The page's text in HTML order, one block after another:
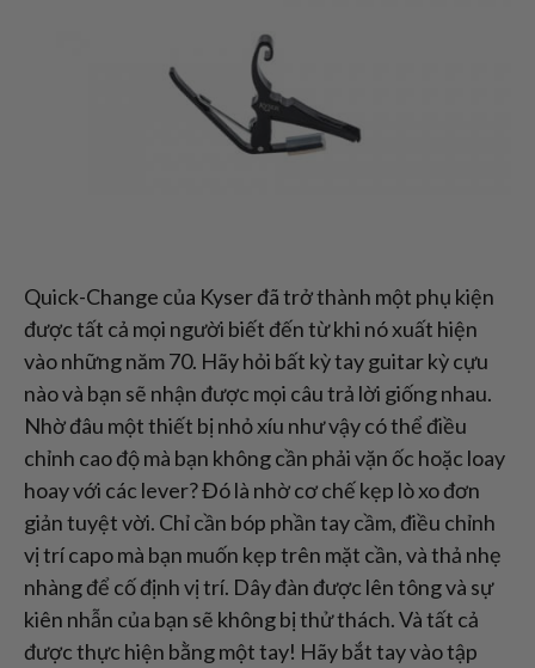
Quick-Change của Kyser đã trở thành một phụ kiện
được tất cả mọi người biết đến từ khi nó xuất hiện
vào những năm 70. Hãy hỏi bất kỳ tay guitar kỳ cựu
nào và bạn sẽ nhận được mọi câu trả lời giống nhau.
Nhờ đâu một thiết bị nhỏ xíu như vậy có thể điều
chỉnh cao độ mà bạn không cần phải vặn ốc hoặc loay
hoay với các lever? Đó là nhờ cơ chế kẹp lò xo đơn
giản tuyệt vời. Chỉ cần bóp phần tay cầm, điều chỉnh
vị trí capo mà bạn muốn kẹp trên mặt cần, và thả nhẹ
nhàng để cố định vị trí. Dây đàn được lên tông và sự
kiên nhẫn của bạn sẽ không bị thử thách. Và tất cả
được thực hiện bằng một tay! Hãy bắt tay vào tập